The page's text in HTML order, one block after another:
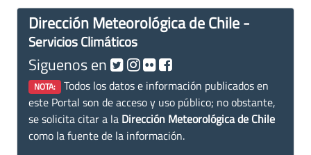
Dirección Meteorológica de Chile -
Servicios Climáticos
Siguenos en
NOTA: Todos los datos e información publicados en
este Portal son de acceso y uso público; no obstante,
se solicita citar a la Dirección Meteorológica de Chile
como la fuente de la información.